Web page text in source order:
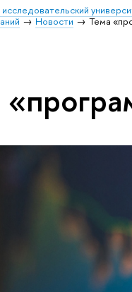
Новости Тема